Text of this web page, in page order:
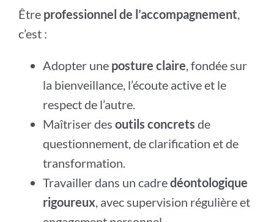
Être professionnel de l’accompagnement,
c’est :
Adopter une posture claire, fondée sur
la bienveillance, l’écoute active et le
respect de l’autre.
Maîtriser des outils concrets de
questionnement, de clarification et de
transformation.
Travailler dans un cadredéontologique
rigoureux, avec supervision régulière et